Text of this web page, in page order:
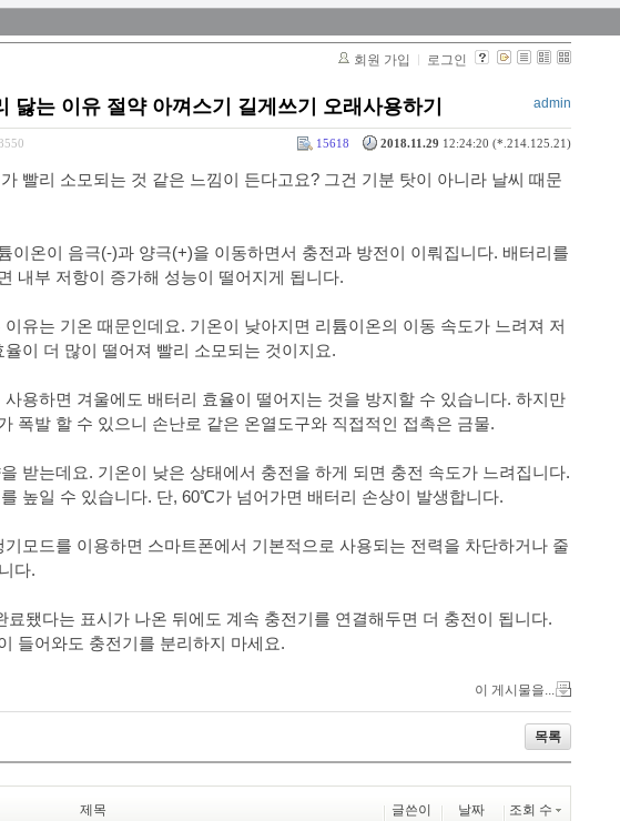
회원 가입 로그인
닳는 이유 절약 아껴스기 길게쓰기 오래사용하기 admin
2018.11.29 12:24:20 (*.214.125.21)
15618
빨리 소모되는 것 같은 느낌이 든다고요? 그건 기분 탓이 아니라 날씨 때문
이온이 음극(-)과 양극(+)을 이동하면서 충전과 방전이 이뤄집니다. 배터리를
내부 저항이 증가해 성능이 떨어지게 됩니다.
유는 기온 때문인데요. 기온이 낮아지면 리튬이온의 이동 속도가 느려져 저
이 더 많이 떨어져 빨리 소모되는 것이지요.
용하면 겨울에도 배터리 효율이 떨어지는 것을 방지할 수 있습니다. 하지만
폭발 할 수 있으니 손난로 같은 온열도구와 직접적인 접촉은 금물.
받는데요. 기온이 낮은 상태에서 충전을 하게 되면 충전 속도가 느려집니다.
높일 수 있습니다. 단, 60℃가 넘어가면 배터리 손상이 발생합니다.
모드를 이용하면 스마트폰에서 기본적으로 사용되는 전력을 차단하거나 줄
다.
료됐다는 표시가 나온 뒤에도 계속 충전기를 연결해두면 더 충전이 됩니다.
들어와도 충전기를 분리하지 마세요.
이 게시물을...
목록
제목 글쓴이 날짜 조회 수